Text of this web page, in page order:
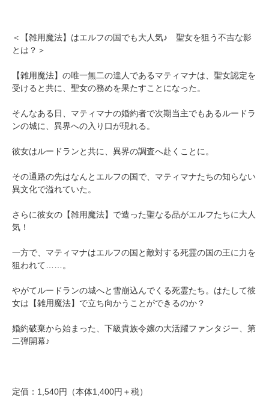
＜【雑用魔法】はエルフの国でも大人気♪ 聖女を狙う不吉な影
とは？＞
【雑用魔法】の唯一無二の達人であるマティマナは、聖女認定を
受けると共に、聖女の務めを果たすことになった。
そんなある日、マティマナの婚約者で次期当主でもあるルードラ
ンの城に、異界への入り口が現れる。
彼女はルードランと共に、異界の調査へ赴くことに。
その通路の先はなんとエルフの国で、マティマナたちの知らない
異文化で溢れていた。
さらに彼女の【雑用魔法】で造った聖なる品がエルフたちに大人
気！
一方で、マティマナはエルフの国と敵対する死霊の国の王に力を
狙われて……。
やがてルードランの城へと雪崩込んでくる死霊たち。はたして彼
女は【雑用魔法】で立ち向かうことができるのか？
婚約破棄から始まった、下級貴族令嬢の大活躍ファンタジー、第
二弾開幕♪
定価：1,540円（本体1,400円＋税）